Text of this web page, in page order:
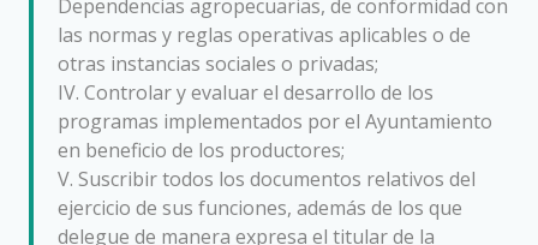
Dependencias agropecuarias, de conformidad con
las normas y reglas operativas aplicables o de
otras instancias sociales o privadas;
IV. Controlar y evaluar el desarrollo de los
programas implementados por el Ayuntamiento
en beneficio de los productores;
V. Suscribir todos los documentos relativos del
ejercicio de sus funciones, además de los que
delegue de manera expresa el titular de la